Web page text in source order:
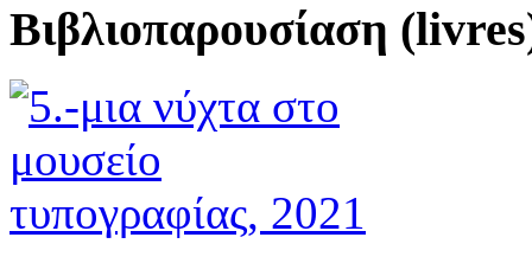
Βιβλιοπαρουσίαση